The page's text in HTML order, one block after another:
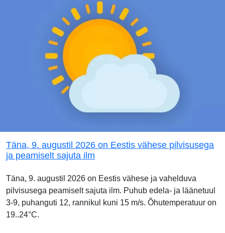
Täna, 9. augustil 2026 on Eestis vähese pilvisusega
ja peamiselt sajuta ilm
Täna, 9. augustil 2026 on Eestis vähese ja vahelduva
pilvisusega peamiselt sajuta ilm. Puhub edela- ja läänetuul
3-9, puhanguti 12, rannikul kuni 15 m/s. Õhutemperatuur on
19..24°C.